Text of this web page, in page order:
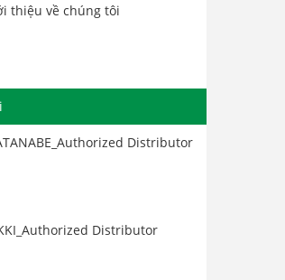
thiệu về chúng tôi
Distributor
Distributor